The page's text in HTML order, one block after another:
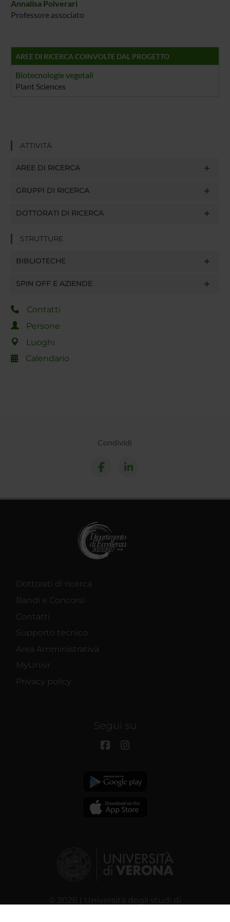
Annalisa Polverari
Professore associato
AREE DI RICERCA COINVOLTE DAL PROGETTO
Biotecnologie vegetali
Plant Sciences
ATTIVITÀ
AREE DI RICERCA
GRUPPI DI RICERCA
DOTTORATI DI RICERCA
STRUTTURE
BIBLIOTECHE
SPIN OFF E AZIENDE
Contatti
Persone
Luoghi
Calendario
Condividi
Dottorati di ricerca
Bandi e Concorsi
Contatti
Supporto tecnico
Area Amministrativa
MyUnivr
Privacy policy
Segui su
© 2026 | Università degli studi di